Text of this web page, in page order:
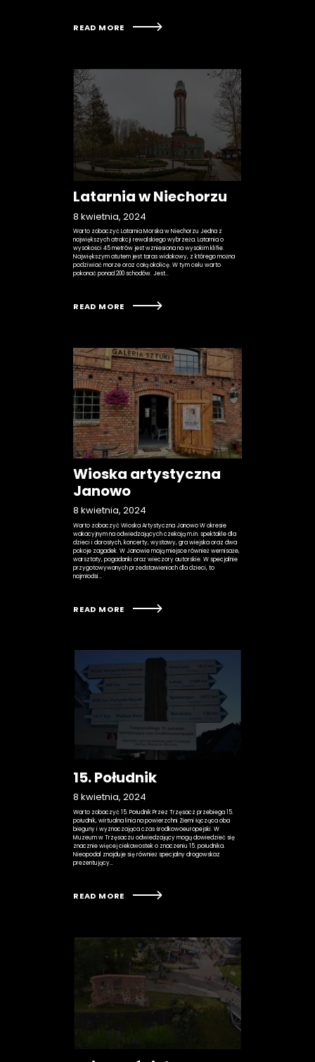
READ MORE
Latarnia w Niechorzu
8 kwietnia, 2024
Warto zobaczyć Latarnia Morska w Niechorzu Jedna z
największych atrakcji rewalskiego wybrzeża. Latarnia o
wysokości 45 metrów jest wzniesiona na wysokim klifie.
Największym atutem jest taras widokowy, z którego można
podziwiać morze oraz całą okolicę. W tym celu warto
pokonać ponad 200 schodów. Jest…
READ MORE
Wioska artystyczna
Janowo
8 kwietnia, 2024
Warto zobaczyć Wioska Artystyczna Janowo W okresie
wakacyjnym na odwiedzających czekają m.in. spektakle dla
dzieci i dorosłych, koncerty, wystawy, gra wiejska oraz dwa
pokoje zagadek. W Janowie mają miejsce również wernisaże,
warsztaty, pogadanki oraz wieczory autorskie. W specjalnie
przygotowywanych przedstawieniach dla dzieci, to
najmłodsi…
READ MORE
15. Południk
8 kwietnia, 2024
Warto zobaczyć 15. Południk Przez Trzęsacz przebiega 15.
południk, wirtualna linia na powierzchni Ziemi łącząca oba
bieguny i wyznaczająca czas środkowoeuropejski. W
Muzeum w Trzęsaczu odwiedzający mogą dowiedzieć się
znacznie więcej ciekawostek o znaczeniu 15. południka.
Nieopodal znajduje się również specjalny drogowskaz
prezentujący…
READ MORE